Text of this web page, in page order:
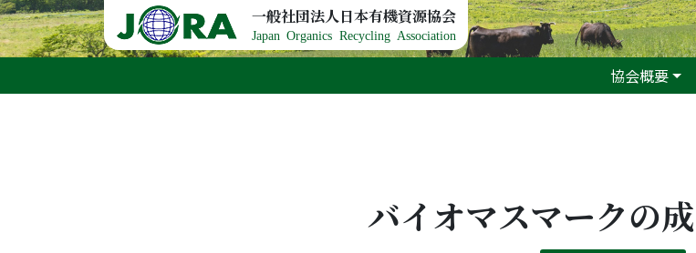
Skip to content 一般社団法人日本有機資源協会
Japan Organics Recycling Association
協会概要
バイオマスマークの